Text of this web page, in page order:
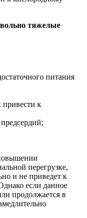
тяжелые
питания
привести к
перегрузке,
и не приведет к
если данное
продолжается в